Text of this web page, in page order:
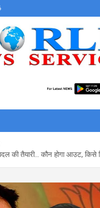
की तैयारी… कौन होगा आउट, किसे